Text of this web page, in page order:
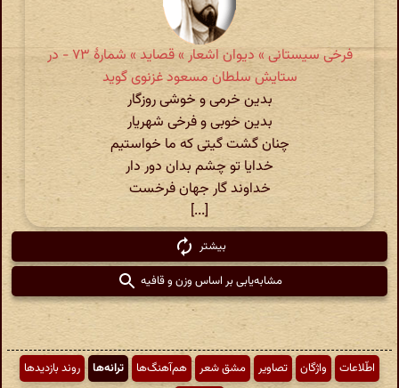
فرخی سیستانی » دیوان اشعار » قصاید » شمارهٔ ۷۳ - در
ستایش سلطان مسعود غزنوی گوید
بدین خرمی و خوشی روزگار
بدین خوبی و فرخی شهریار
چنان گشت گیتی که ما خواستیم
خدایا تو چشم بدان دور دار
خداوند گار جهان فرخست
[...]
بیشتر
مشابه‌یابی بر اساس وزن و قافیه
اطّلاعات واژگان تصاویر مشق شعر هم‌آهنگ‌ها ترانه‌ها
روند بازدیدها